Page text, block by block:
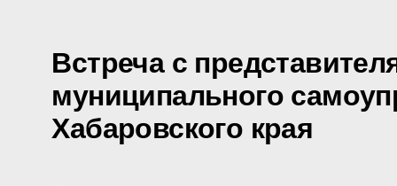
Встреча с
муниципального
Хабаровского края